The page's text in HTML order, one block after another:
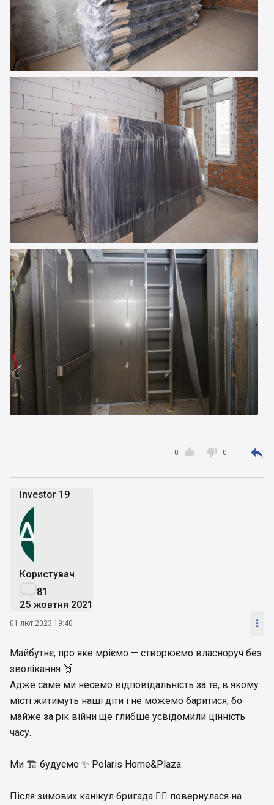

0  0 
Investor 19
Користувач
81
25 жовтня 2021
01 лют 2023 19:40 
Майбутнє, про яке мріємо — створюємо власноруч без
зволікання 🙌
Адже саме ми несемо відповідальність за те, в якому
місті житимуть наші діти і не можемо баритися, бо
майже за рік війни ще глибше усвідомили цінність
часу.
Ми 🏗 будуємо ✨ Polaris Home&Plaza.
Після зимових канікул бригада 👷‍♂️ повернулася на